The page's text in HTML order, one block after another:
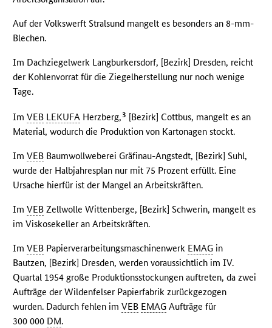
Auf der Volkswerft Stralsund mangelt es besonders an 8-mm-
Blechen.
Im Dachziegelwerk Langburkersdorf, [Bezirk] Dresden, reicht
der Kohlenvorrat für die Ziegelherstellung nur noch wenige
Tage.
ImVEB LEKUFA Herzberg,3 [Bezirk] Cottbus, mangelt es an
Material, wodurch die Produktion von Kartonagen stockt.
ImVEB Baumwollweberei Gräfinau-Angstedt, [Bezirk] Suhl,
wurde der Halbjahresplan nur mit 75 Prozent erfüllt. Eine
Ursache hierfür ist der Mangel an Arbeitskräften.
ImVEB Zellwolle Wittenberge, [Bezirk] Schwerin, mangelt es
im Viskosekeller an Arbeitskräften.
ImVEB Papierverarbeitungsmaschinenwerk EMAG in
Bautzen, [Bezirk] Dresden, werden voraussichtlich im IV.
Quartal 1954 große Produktionsstockungen auftreten, da zwei
Aufträge der Wildenfelser Papierfabrik zurückgezogen
wurden. Dadurch fehlen imVEB EMAG Aufträge für
300 000 DM.